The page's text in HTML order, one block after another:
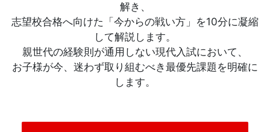
解き、
志望校合格へ向けた「今からの戦い方」を10分に凝縮
して解説します。
親世代の経験則が通用しない現代入試において、
お子様が今、迷わず取り組むべき最優先課題を明確に
します。